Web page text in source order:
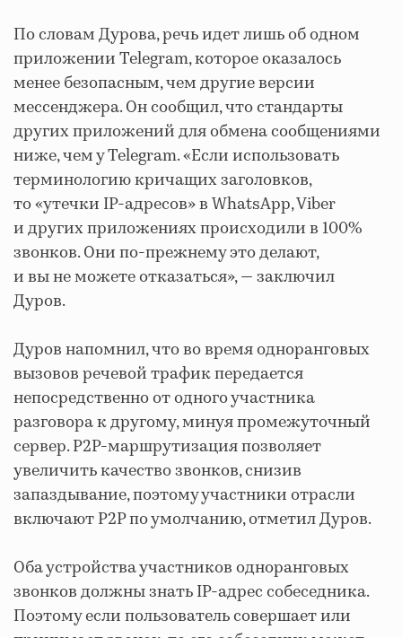
По словам Дурова, речь идет лишь об одном
приложении Telegram, которое оказалось
менее безопасным, чем другие версии
мессенджера. Он сообщил, что стандарты
других приложений для обмена сообщениями
ниже, чем у Telegram. «Если использовать
терминологию кричащих заголовков,
то «утечки IP-адресов» в WhatsApp, Viber
и других приложениях происходили в 100%
звонков. Они по-прежнему это делают,
и вы не можете отказаться», — заключил
Дуров.
Дуров напомнил, что во время одноранговых
вызовов речевой трафик передается
непосредственно от одного участника
разговора к другому, минуя промежуточный
сервер. P2P-маршрутизация позволяет
увеличить качество звонков, снизив
запаздывание, поэтому участники отрасли
включают P2P по умолчанию, отметил Дуров.
Оба устройства участников одноранговых
звонков должны знать IP-адрес собеседника.
Поэтому если пользователь совершает или